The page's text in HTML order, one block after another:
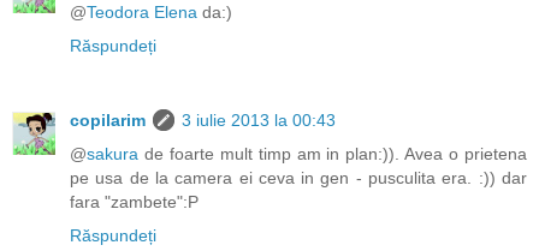
@Teodora Elena da:)
Răspundeți
copilarim
3 iulie 2013 la 00:43
@sakura de foarte mult timp am in plan:)). Avea o prietena
pe usa de la camera ei ceva in gen - pusculita era. :)) dar
fara "zambete":P
Răspundeți